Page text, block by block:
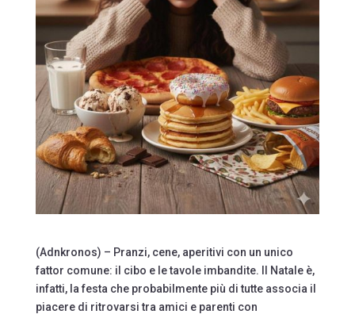
(Adnkronos) – Pranzi, cene, aperitivi con un unico
fattor comune: il cibo e le tavole imbandite. Il Natale è,
infatti, la festa che probabilmente più di tutte associa il
piacere di ritrovarsi tra amici e parenti con